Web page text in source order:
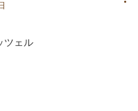
ツェル